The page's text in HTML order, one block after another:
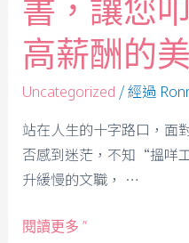
高薪酬的
Uncategorized / 經過
站在人生的十字路口，面
否感到迷茫，不知“搵咩
升緩慢的文職， …
閱讀更多 ”